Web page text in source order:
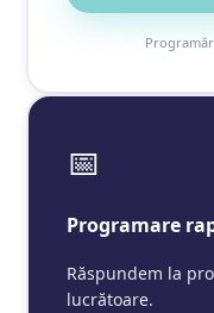
📅
Programare
Răspundem la
lucrătoare.